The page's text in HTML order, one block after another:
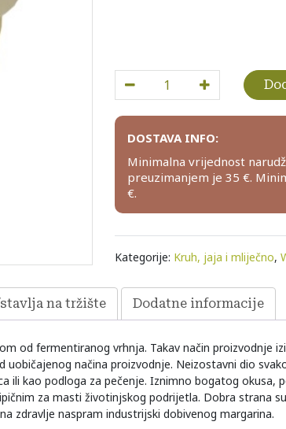
Domaći maslac Marina,
DOSTAVA INFO:
Minimalna vrijednost
preuzimanjem je 35 €.
€.
Kategorije: Kruh, jaja i mliječno,
na tržište Dodatne informacije
od fermentiranog vrhnja. Takav način proizvodnje
uobičajenog načina proizvodnje. Neizostavni dio
ili kao podloga za pečenje. Iznimno bogatog okusa,
za masti životinjskog podrijetla. Dobra strana
zdravlje naspram industrijski dobivenog margarina.